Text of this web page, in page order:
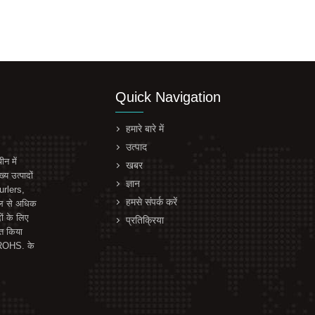
में
उत्पादों
से अधिक
के लिए
किया
के
Quick Navigation
हमारे बारे में
उत्पाद
खबर
ज्ञान
हमसे संपर्क करें
प्रतिक्रिया